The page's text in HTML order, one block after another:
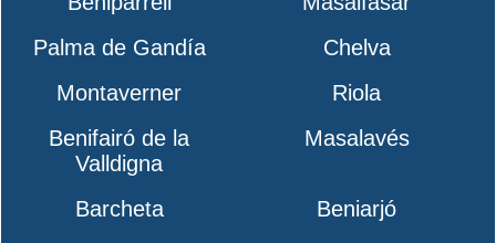
Palma de Gandía
Chelva
Montaverner
Riola
Benifairó de la
Valldigna
Masalavés
Barcheta
Beniarjó